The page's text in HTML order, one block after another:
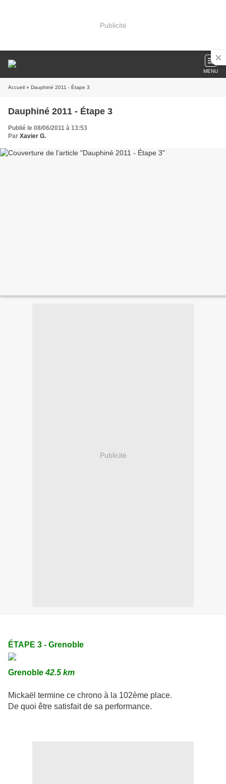
Publicité
MENU
Accueil » Dauphiné 2011 - Étape 3
Dauphiné 2011 - Étape 3
Publié le 08/06/2011 à 13:53
Par Xavier G.
Publicité
ÉTAPE 3 - Grenoble
Grenoble42.5 km
Mickaël termine ce chrono à la 102ème place.
De quoi être satisfait de sa performance.